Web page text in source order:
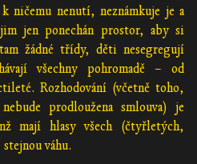
ničemu nenutí, neznámkuje je a
jen ponechán prostor, aby si
žádné třídy, děti nesegregují
všechny pohromadě – od
Rozhodování (včetně toho,
prodloužena smlouva) je
mají hlasy všech (čtyřletých,
váhu.